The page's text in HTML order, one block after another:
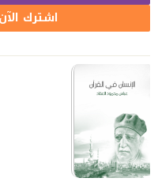
اشترك الآن